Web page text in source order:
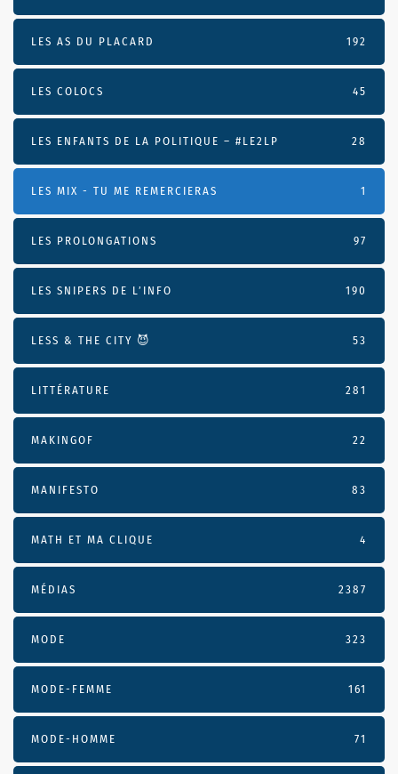
LES AS DU PLACARD 192
LES COLOCS 45
LES ENFANTS DE LA POLITIQUE – #LE2LP 28
LES MIX - TU ME REMERCIERAS 1
LES PROLONGATIONS 97
LES SNIPERS DE L’INFO 190
LESS & THE CITY 😈 53
LITTÉRATURE 281
MAKINGOF 22
MANIFESTO 83
MATH ET MA CLIQUE 4
MÉDIAS 2387
MODE 323
MODE-FEMME 161
MODE-HOMME 71